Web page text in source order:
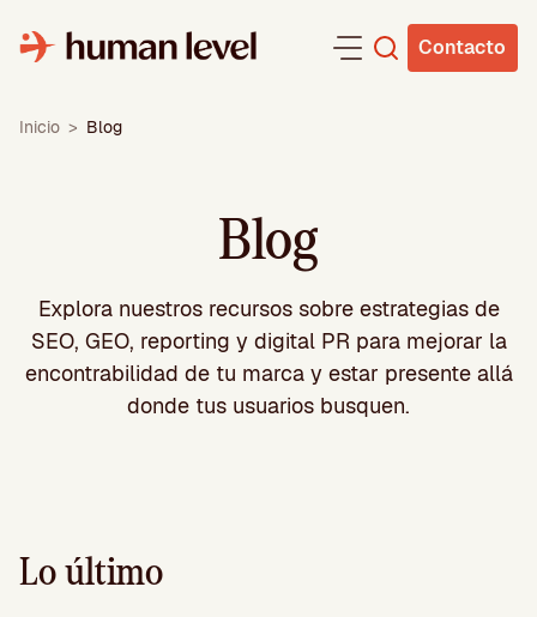
contenido
Contacto
Inicio > Blog
Blog
Explora nuestros recursos sobre estrategias de
SEO, GEO, reporting y digital PR para mejorar la
encontrabilidad de tu marca y estar presente allá
donde tus usuarios busquen.
Lo último